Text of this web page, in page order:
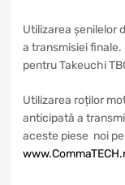
Utilizarea șenilelor
a transmisiei
pentru Takeuchi
Utilizarea roților
anticipată a
aceste piese noi